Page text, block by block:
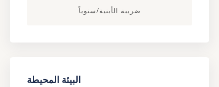
ضريبة الأبنية/سنوياً
البيئة المحيطة